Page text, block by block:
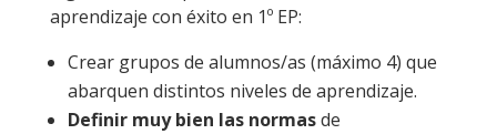
aprendizaje con éxito en 1º EP:
Crear grupos de alumnos/as (máximo 4) que
abarquen distintos niveles de aprendizaje.
Definir muy bien las normasde